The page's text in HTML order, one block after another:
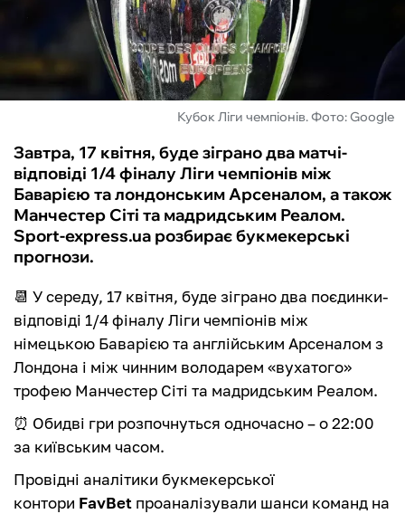
БУКМЕКЕРИ
Кубок Ліги чемпіонів. Фото: Google
Завтра, 17 квітня, буде зіграно два матчі-
відповіді 1/4 фіналу Ліги чемпіонів між
Баварією та лондонським Арсеналом, а також
Манчестер Сіті та мадридським Реалом.
Sport-express.ua розбирає букмекерські
прогнози.
📆 У середу, 17 квітня, буде зіграно два поєдинки-
відповіді 1/4 фіналу Ліги чемпіонів між
німецькою Баварією та англійським Арсеналом з
Лондона і між чинним володарем «вухатого»
трофею Манчестер Сіті та мадридським Реалом.
⏰ Обидві гри розпочнуться одночасно – о 22:00
за київським часом.
Провідні аналітики букмекерської
контори FavBet проаналізували шанси команд на